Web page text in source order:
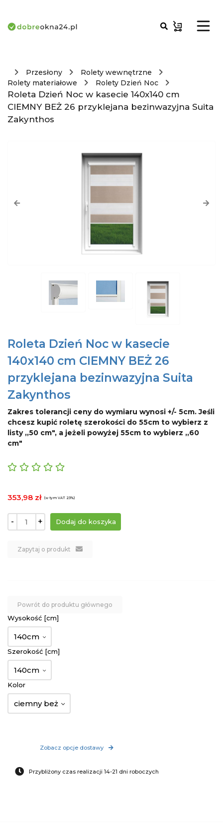
Przesłony
Rolety wewnętrzne
Rolety materiałowe
Rolety Dzień Noc
Roleta Dzień Noc w kasecie 140x140 cm
CIEMNY BEŻ 26 przyklejana bezinwazyjna Suita
Zakynthos
Roleta Dzień Noc w kasecie
140x140 cm CIEMNY BEŻ 26
przyklejana bezinwazyjna Suita
Zakynthos
Zakres tolerancji ceny do wymiaru wynosi +/- 5cm. Jeśli
chcesz kupić roletę szerokości do 55cm to wybierz z
listy ,,50 cm", a jeżeli powyżej 55cm to wybierz ,,60
cm"
353,98 zł (w tym VAT 23%)
- +
Zapytaj o produkt
Powrót do produktu głównego
Wysokość [cm]
140cm
Szerokość [cm]
140cm
Kolor
ciemny beż
Zobacz opcje dostawy
Przybliżony czas realizacji 14-21 dni roboczych